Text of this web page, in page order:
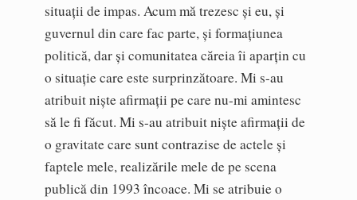
situații de impas. Acum mă trezesc și eu, și
guvernul din care fac parte, și formațiunea
politică, dar și comunitatea căreia îi aparțin cu
o situație care este surprinzătoare. Mi s-au
atribuit niște afirmații pe care nu-mi amintesc
să le fi făcut. Mi s-au atribuit niște afirmații de
o gravitate care sunt contrazise de actele și
faptele mele, realizările mele de pe scena
publică din 1993 încoace. Mi se atribuie o